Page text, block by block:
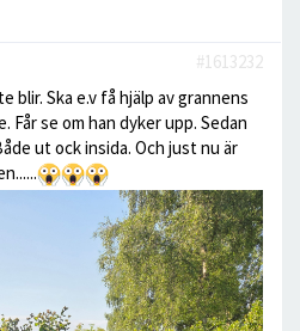
#1613232
blir. Ska e.v få hjälp av grannens
Får se om han dyker upp. Sedan
ut ock insida. Och just nu är